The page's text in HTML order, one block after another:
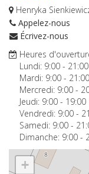
Henryka
Appelez-nous
Écrivez-nous
Heures
Lundi: 9:00 - 21:00
Mardi: 9:00 - 21:00
Mercredi: 9:00 -
Jeudi: 9:00 - 19:00
Vendredi: 9:00 -
Samedi: 9:00 -
Dimanche: 9:00 -
+